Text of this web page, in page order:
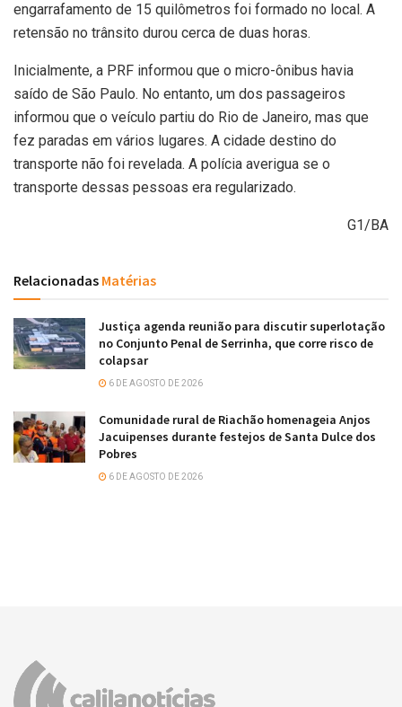
engarrafamento de 15 quilômetros foi formado no local. A
retensão no trânsito durou cerca de duas horas.
Inicialmente, a PRF informou que o micro-ônibus havia
saído de São Paulo. No entanto, um dos passageiros
informou que o veículo partiu do Rio de Janeiro, mas que
fez paradas em vários lugares. A cidade destino do
transporte não foi revelada. A polícia averigua se o
transporte dessas pessoas era regularizado.
G1/BA
Relacionadas Matérias
Justiça agenda reunião para discutir superlotação
no Conjunto Penal de Serrinha, que corre risco de
colapsar
6 DE AGOSTO DE 2026
Comunidade rural de Riachão homenageia Anjos
Jacuipenses durante festejos de Santa Dulce dos
Pobres
6 DE AGOSTO DE 2026